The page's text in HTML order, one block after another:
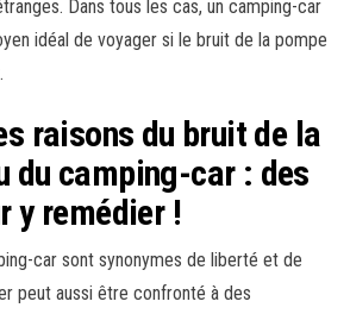
Dans tous les cas, un camping-car
idéal de voyager si le bruit de la pompe
raisons du bruit de la
du camping-car : des
y remédier !
car sont synonymes de liberté et de
peut aussi être confronté à des